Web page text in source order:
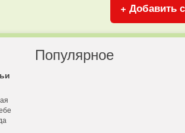
+ Добавить
Популярное